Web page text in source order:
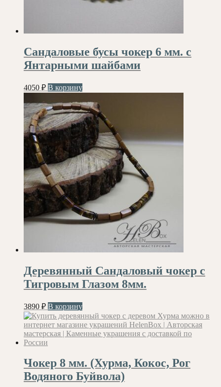
Сандаловые бусы чокер 6 мм. с
Янтарными шайбами
4050 ₽ В корзину
Деревянный Сандаловый чокер с
Тигровым Глазом 8мм.
3890 ₽ В корзину
Чокер 8 мм. (Хурма, Кокос, Рог
Водяного Буйвола)